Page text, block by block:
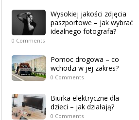
Wysokiej jakości zdjęcia
paszportowe – jak wybrać
idealnego fotografa?
0 Comments
Pomoc drogowa – co
wchodzi w jej zakres?
0 Comments
Biurka elektryczne dla
dzieci – jak działają?
0 Comments